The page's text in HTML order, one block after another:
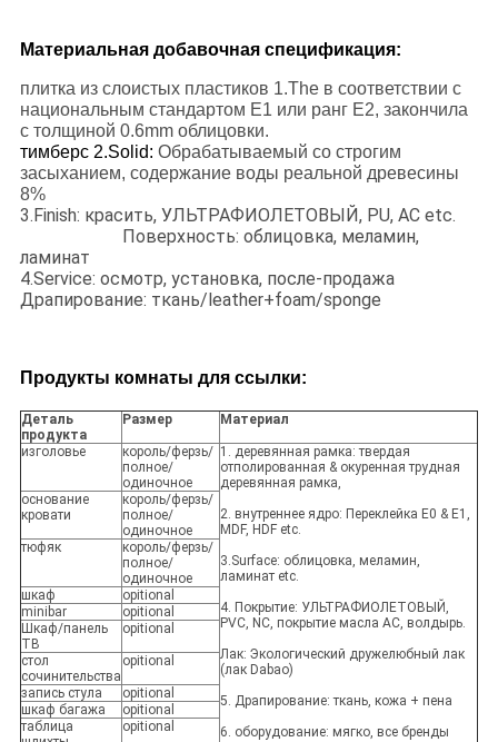
Материальная добавочная спецификация:
плитка из слоистых пластиков 1.The в соответствии с
национальным стандартом E1 или ранг E2, закончила
с толщиной 0.6mm облицовки.
тимберс 2.Solid: Обрабатываемый со строгим
засыханием, содержание воды реальной древесины
8%
3.Finish: красить, УЛЬТРАФИОЛЕТОВЫЙ, PU, AC etc.
Поверхность: облицовка, меламин,
ламинат
4.Service: осмотр, установка, после-продажа
Драпирование: ткань/leather+foam/sponge
Продукты комнаты для ссылки:
Деталь
продукта
Размер Материал
изголовье
король/ферзь/
полное/
одиночное
1. деревянная рамка: твердая
отполированная & окуренная трудная
деревянная рамка,
2. внутреннее ядро: Переклейка E0 & E1,
MDF, HDF etc.
3.Surface: облицовка, меламин,
ламинат etc.
4. Покрытие: УЛЬТРАФИОЛЕТОВЫЙ,
PVC, NC, покрытие масла AC, волдырь.
Лак: Экологический дружелюбный лак
(лак Dabao)
5. Драпирование: ткань, кожа + пена
6. оборудование: мягко, все бренды
основание
кровати
король/ферзь/
полное/
одиночное
тюфяк
король/ферзь/
полное/
одиночное
шкаф
opitional
minibar
opitional
Шкаф/панель
ТВ
opitional
стол
сочинительства
opitional
запись стула
opitional
шкаф багажа
opitional
таблица
opitional